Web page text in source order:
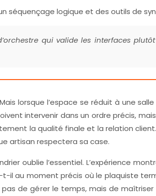
séquençage logique et des outils de
qui valide les interfaces
lorsque l’espace se réduit à une
intervenir dans un ordre précis,
la qualité finale et la relation
artisan respectera sa case.
oublie l’essentiel. L’expérience
il au moment précis où le plaquiste
de gérer le temps, mais de maîtriser